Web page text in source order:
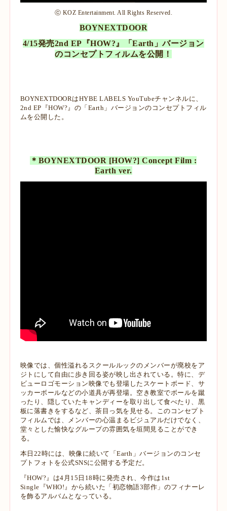
ⓒ KOZ Entertainment. All Rights Reserved.
BOYNEXTDOOR
4/15発売2nd EP『HOW?』「Earth」バージョン
のコンセプトフィルムを公開！
BOYNEXTDOORはHYBE LABELS YouTubeチャンネルに、
2nd EP『HOW?』の「Earth」バージョンのコンセプトフィル
ムを公開した。
＊BOYNEXTDOOR [HOW?] Concept Film :
Earth ver.
映像では、個性溢れるスクールルックのメンバーが廃校をア
ジトにして自由に歩き回る姿が映し出されている。特に、デ
ビューロゴモーション映像でも登場したスケートボード、サ
ッカーボールなどの小道具が再登場。空き教室でボールを蹴
ったり、隠していたキャンディーを取り出して食べたり、黒
板に落書きをするなど、茶目っ気を見せる。このコンセプト
フィルムでは、メンバーの心温まるビジュアルだけでなく、
堂々とした愉快なグループの雰囲気を垣間見ることができ
る。
本日22時には、映像に続いて「Earth」バージョンのコンセ
プトフォトを公式SNSに公開する予定だ。
『HOW?』は4月15日18時に発売され、今作は1st
Single『WHO!』から続いた「初恋物語3部作」のフィナーレ
を飾るアルバムとなっている。